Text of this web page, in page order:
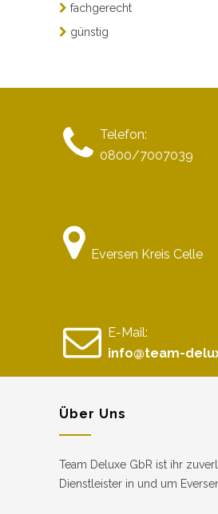
fachgerecht
günstig
Telefon:
0800/7007039
Eversen Kreis Celle
E-Mail:
info@team-
Über Uns
Team Deluxe GbR ist ihr
Dienstleister in und um